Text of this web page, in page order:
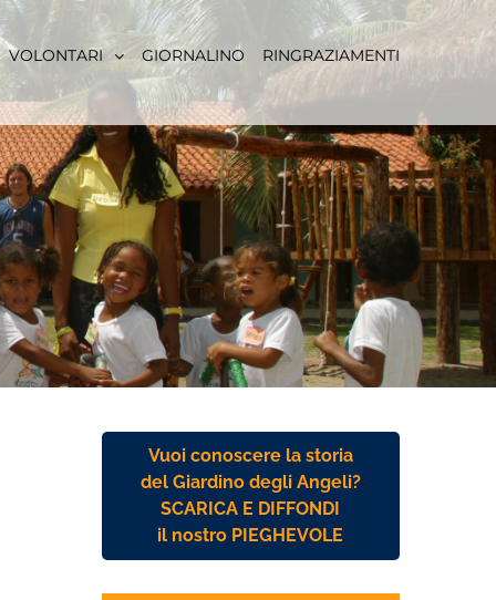
VOLONTARI GIORNALINO RINGRAZIAMENTI
Vuoi conoscere la storia
del Giardino degli Angeli?
SCARICA E DIFFONDI
il nostro PIEGHEVOLE